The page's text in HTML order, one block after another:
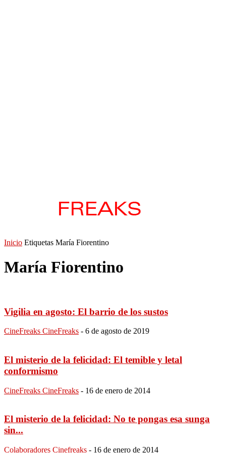
Inicio Etiquetas María Fiorentino
María Fiorentino
Vigilia en agosto: El barrio de los sustos
CineFreaks CineFreaks - 6 de agosto de 2019
El misterio de la felicidad: El temible y letal
conformismo
CineFreaks CineFreaks - 16 de enero de 2014
El misterio de la felicidad: No te pongas esa sunga
sin...
Colaboradores Cinefreaks - 16 de enero de 2014